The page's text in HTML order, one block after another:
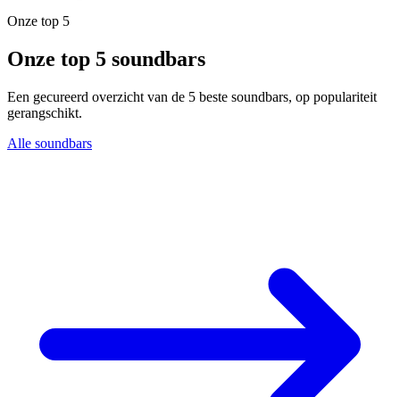
Onze top 5
Onze top 5 soundbars
Een gecureerd overzicht van de 5 beste soundbars, op populariteit
gerangschikt.
Alle soundbars